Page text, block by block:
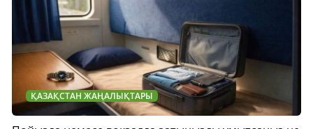
ҚАЗАҚСТАН ЖАҢАЛЫҚТАРЫ